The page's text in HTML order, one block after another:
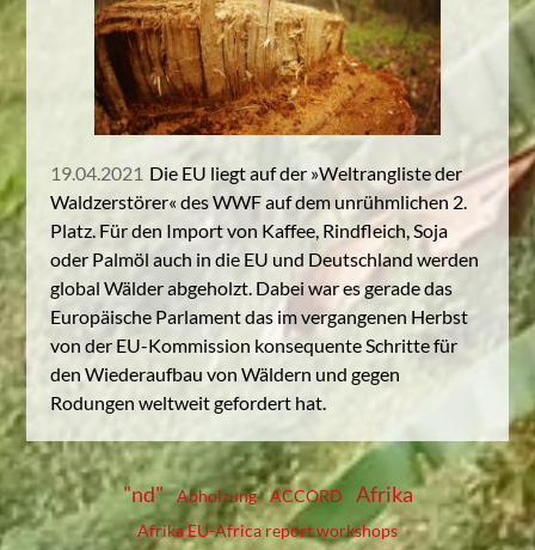
19.04.2021 Die EU liegt auf der »Weltrangliste der
Waldzerstörer« des WWF auf dem unrühmlichen 2.
Platz. Für den Import von Kaffee, Rindfleich, Soja
oder Palmöl auch in die EU und Deutschland werden
global Wälder abgeholzt. Dabei war es gerade das
Europäische Parlament das im vergangenen Herbst
von der EU-Kommission konsequente Schritte für
den Wiederaufbau von Wäldern und gegen
Rodungen weltweit gefordert hat.
"nd" Abholzung ACCORD Afrika
Afrika EU-Africa report workshops